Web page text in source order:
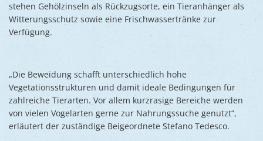
stehen Gehölzinseln als Rückzugsorte, ein Tieranhänger als
Witterungsschutz sowie eine Frischwassertränke zur
Verfügung.
„Die Beweidung schafft unterschiedlich hohe
Vegetationsstrukturen und damit ideale Bedingungen für
zahlreiche Tierarten. Vor allem kurzrasige Bereiche werden
von vielen Vogelarten gerne zur Nahrungssuche genutzt“,
erläutert der zuständige Beigeordnete Stefano Tedesco.